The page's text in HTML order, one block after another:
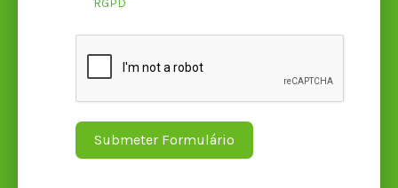
RGPD
Submeter Formulário